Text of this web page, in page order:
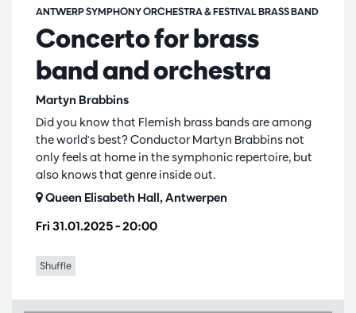
Concerto for brass
band and orchestra
Martyn Brabbins
ANTWERP SYMPHONY ORCHESTRA & FESTIVAL BRASS BAND
Fri 31.01.2025– 20:00
Did you know that Flemish brass bands are among
the world's best? Conductor Martyn Brabbins not
only feels at home in the symphonic repertoire, but
also knows that genre inside out.
Queen Elisabeth Hall, Antwerpen
Shuffle